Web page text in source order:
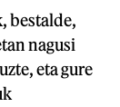
bestalde,
nagusi
eta gure